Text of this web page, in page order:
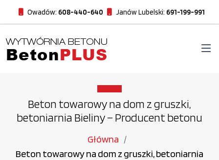
Owadów: 608-440-640 Janów Lubelski: 691-199-991
Beton towarowy na dom z gruszki,
betoniarnia Bieliny – Producent betonu
Główna
Beton towarowy na dom z gruszki, betoniarnia